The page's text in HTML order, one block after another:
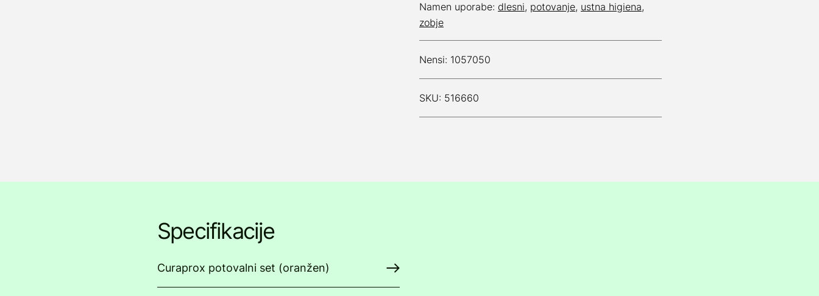
Namen uporabe: dlesni, potovanje, ustna higiena,
zobje
Nensi: 1057050
SKU: 516660
Specifikacije
Curaprox potovalni set (oranžen)